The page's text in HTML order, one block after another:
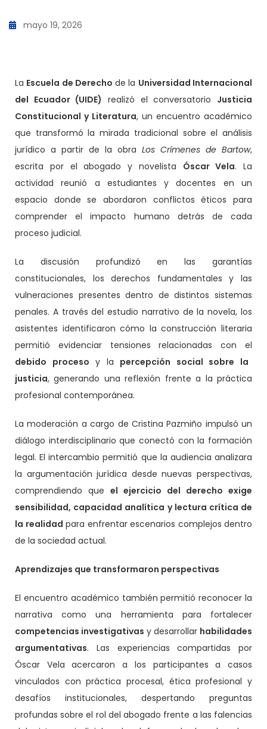
mayo 19, 2026
La Escuela de Derecho de la Universidad Internacional
del Ecuador (UIDE) realizó el conversatorio Justicia
Constitucional y Literatura, un encuentro académico
que transformó la mirada tradicional sobre el análisis
jurídico a partir de la obra Los Crímenes de Bartow,
escrita por el abogado y novelista Óscar Vela. La
actividad reunió a estudiantes y docentes en un
espacio donde se abordaron conflictos éticos para
comprender el impacto humano detrás de cada
proceso judicial.
La discusión profundizó en las garantías
constitucionales, los derechos fundamentales y las
vulneraciones presentes dentro de distintos sistemas
penales. A través del estudio narrativo de la novela, los
asistentes identificaron cómo la construcción literaria
permitió evidenciar tensiones relacionadas con el
debido proceso y la percepción social sobre la
justicia, generando una reflexión frente a la práctica
profesional contemporánea.
La moderación a cargo de Cristina Pazmiño impulsó un
diálogo interdisciplinario que conectó con la formación
legal. El intercambio permitió que la audiencia analizara
la argumentación jurídica desde nuevas perspectivas,
comprendiendo que el ejercicio del derecho exige
sensibilidad, capacidad analítica y lectura crítica de
la realidad para enfrentar escenarios complejos dentro
de la sociedad actual.
Aprendizajes que transformaron perspectivas
El encuentro académico también permitió reconocer la
narrativa como una herramienta para fortalecer
competencias investigativas y desarrollar habilidades
argumentativas. Las experiencias compartidas por
Óscar Vela acercaron a los participantes a casos
vinculados con práctica procesal, ética profesional y
desafíos institucionales, despertando preguntas
profundas sobre el rol del abogado frente a las falencias